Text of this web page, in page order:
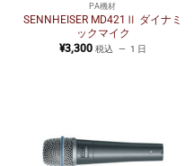
PA機材
SENNHEISER MD421Ⅱ ダイナミ
ックマイク
¥3,300 税込 1 日